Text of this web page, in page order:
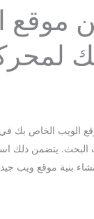
موقع
الويب الخاص بك
البحث. يتضمن ذلك
بنية موقع ويب